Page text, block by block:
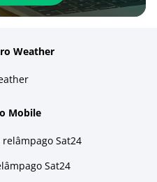
Weather
Mobile
Sat24
Sat24